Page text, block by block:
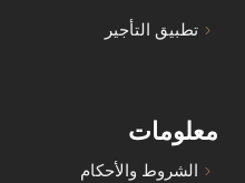
تطبيق التأجير
معلومات
الشروط والأحكام